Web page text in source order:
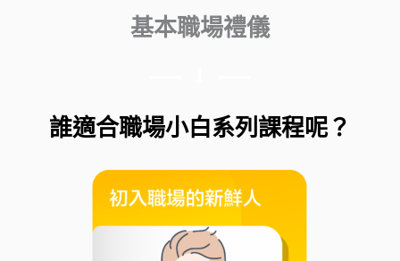
基本職場禮儀
誰適合職場小白系列課程呢？